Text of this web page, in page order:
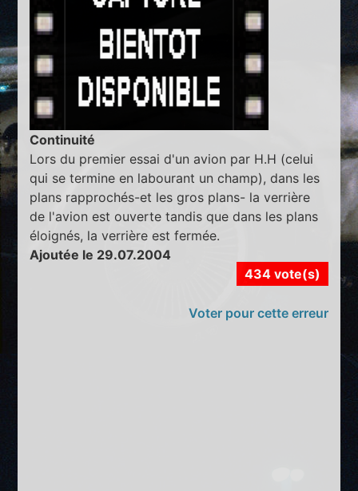
Continuité
Lors du premier essai d'un avion par H.H (celui
qui se termine en labourant un champ), dans les
plans rapprochés-et les gros plans- la verrière
de l'avion est ouverte tandis que dans les plans
éloignés, la verrière est fermée.
Ajoutée le 29.07.2004
434 vote(s)
Voter pour cette erreur